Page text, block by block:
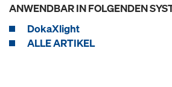
ANWENDBAR IN FOLGENDEN
DokaXlight
ALLE ARTIKEL